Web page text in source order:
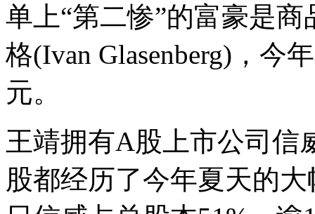
单上“第二惨”的富豪是
格(Ivan Glasenberg)，今
元。
王靖拥有A股上市公司信
股都经历了今年夏天的